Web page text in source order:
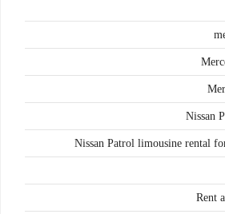
Nissan
Nissan Patrol limousine rental
Rent